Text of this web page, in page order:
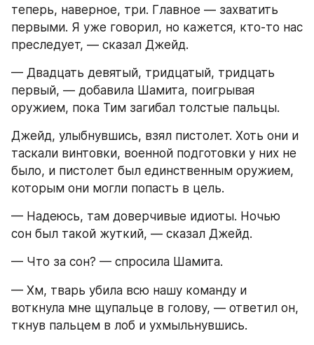
теперь, наверное, три. Главное — захватить
первыми. Я уже говорил, но кажется, кто-то нас
преследует, — сказал Джейд.
— Двадцать девятый, тридцатый, тридцать
первый, — добавила Шамита, поигрывая
оружием, пока Тим загибал толстые пальцы.
Джейд, улыбнувшись, взял пистолет. Хоть они и
таскали винтовки, военной подготовки у них не
было, и пистолет был единственным оружием,
которым они могли попасть в цель.
— Надеюсь, там доверчивые идиоты. Ночью
сон был такой жуткий, — сказал Джейд.
— Что за сон? — спросила Шамита.
— Хм, тварь убила всю нашу команду и
воткнула мне щупальце в голову, — ответил он,
ткнув пальцем в лоб и ухмыльнувшись.